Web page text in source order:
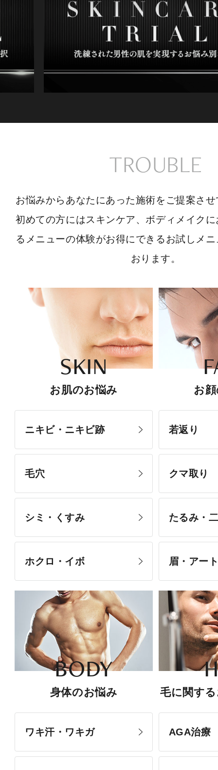
TROUBLE
お悩みからあなたにあった施術をご提案さ
初めての方にはスキンケア、ボディメイク
るメニューの体験がお得にできるお試しメ
おります。
SKIN
お肌のお悩み
ニキビ・ニキビ跡
毛穴
シミ・くすみ
ホクロ・イボ
お
若返り
クマ取り
たるみ・
眉・アー
BODY
身体のお悩み
ワキ汗・ワキガ
毛に関す
AGA治療